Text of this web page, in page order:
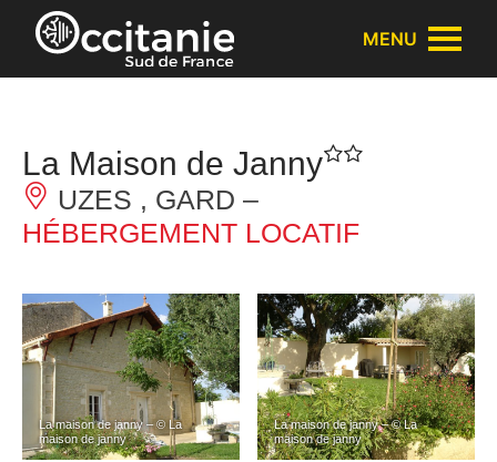
Panneau de gestion des cookies
MENU
La Maison de Janny
UZES , GARD –
HÉBERGEMENT LOCATIF
La maison de janny – © La
maison de janny
La maison de janny – © La
maison de janny